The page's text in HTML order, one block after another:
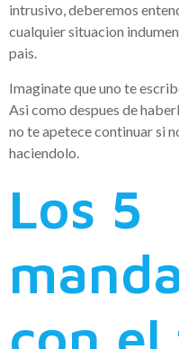
intrusivo, deberemos
cualquier situacion
pais.
Imaginate que uno te
Asi­ como despues de
no te apetece continuar si
haciendolo.
Los 5